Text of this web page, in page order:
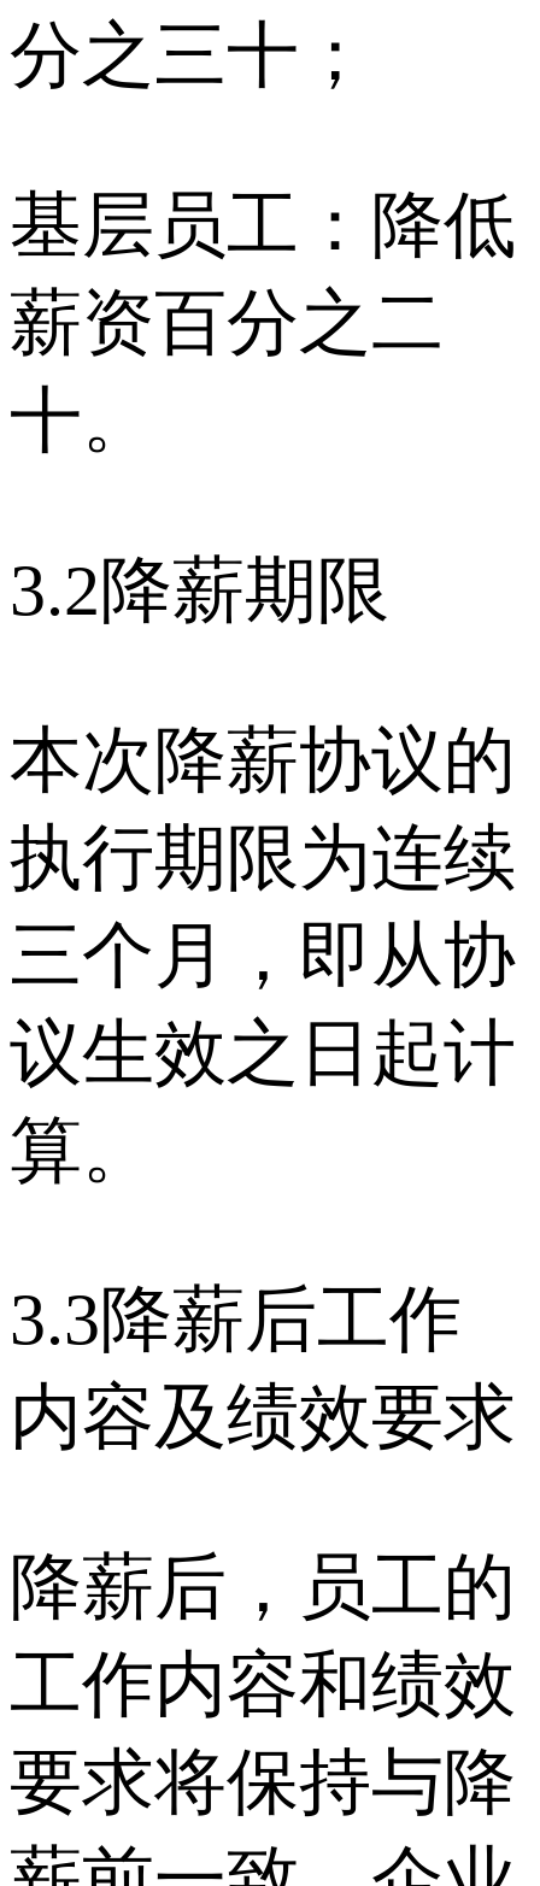
分之三十；
基层员工：降低
薪资百分之二
十。
3.2降薪期限
本次降薪协议的
执行期限为连续
三个月，即从协
议生效之日起计
算。
3.3降薪后工作
内容及绩效要求
降薪后，员工的
工作内容和绩效
要求将保持与降